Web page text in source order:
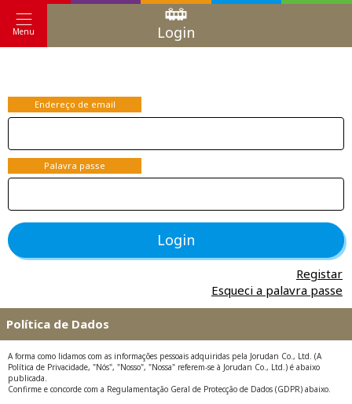
Menu Login
Endereço de email
Palavra passe
Login
Registar
Esqueci a palavra passe
Política de Dados
A forma como lidamos com as informações pessoais adquiridas pela Jorudan Co., Ltd. (A
Política de Privacidade, "Nós", "Nosso", "Nossa" referem-se à Jorudan Co., Ltd.) é abaixo
publicada.
Confirme e concorde com a Regulamentação Geral de Protecção de Dados (GDPR) abaixo.